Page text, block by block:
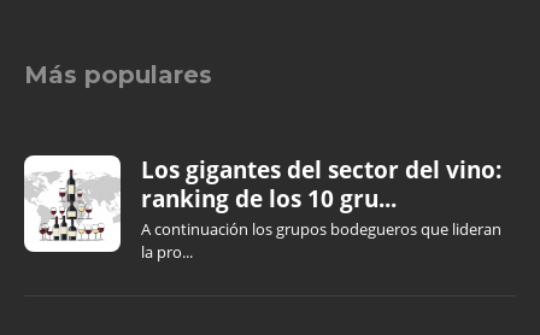
Más populares
Los gigantes del sector del vino:
ranking de los 10 gru...
A continuación los grupos bodegueros que lideran
la pro...